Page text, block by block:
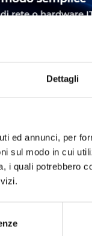
Dettagli
ed annunci, per
sul modo in cui
i quali potrebbero
/ Faxmodul